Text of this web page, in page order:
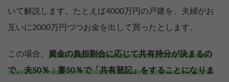
いて解説します。たとえば4000万円の戸建を、夫婦がお
互いに2000万円づつお金を出して買ったとします。
この場合、 資金の負担割合に応じて共有持分が決まるの
で、夫50％：妻50％で「共有登記」をすることになりま